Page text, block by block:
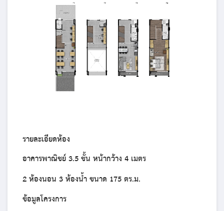
รายละเอียดห้อง
อาคารพาณิชย์ 3.5 ชั้น หน้ากว้าง 4 เมตร
2 ห้องนอน 3 ห้องน้ำ ขนาด 175 ตร.ม.
ข้อมูลโครงการ